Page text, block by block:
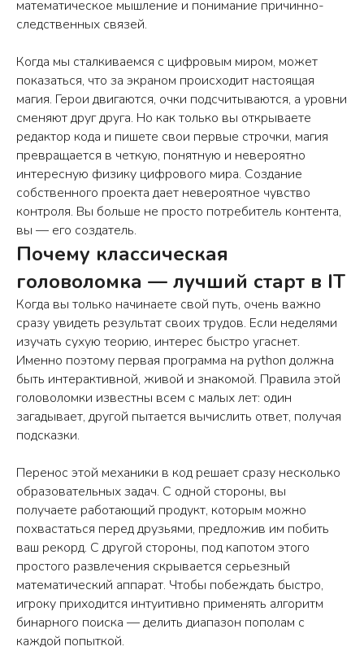
математическое мышление и понимание причинно-
следственных связей.
Когда мы сталкиваемся с цифровым миром, может
показаться, что за экраном происходит настоящая
магия. Герои двигаются, очки подсчитываются, а уровни
сменяют друг друга. Но как только вы открываете
редактор кода и пишете свои первые строчки, магия
превращается в четкую, понятную и невероятно
интересную физику цифрового мира. Создание
собственного проекта дает невероятное чувство
контроля. Вы больше не просто потребитель контента,
вы — его создатель.
Почему классическая
головоломка — лучший старт в IT
Когда вы только начинаете свой путь, очень важно
сразу увидеть результат своих трудов. Если неделями
изучать сухую теорию, интерес быстро угаснет.
Именно поэтому первая программа на python должна
быть интерактивной, живой и знакомой. Правила этой
головоломки известны всем с малых лет: один
загадывает, другой пытается вычислить ответ, получая
подсказки.
Перенос этой механики в код решает сразу несколько
образовательных задач. С одной стороны, вы
получаете работающий продукт, которым можно
похвастаться перед друзьями, предложив им побить
ваш рекорд. С другой стороны, под капотом этого
простого развлечения скрывается серьезный
математический аппарат. Чтобы побеждать быстро,
игроку приходится интуитивно применять алгоритм
бинарного поиска — делить диапазон пополам с
каждой попыткой.